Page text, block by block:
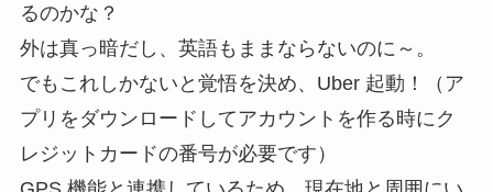
るのかな？
外は真っ暗だし、英語もままならないのに～。
でもこれしかないと覚悟を決め、Uber 起動！（ア
プリをダウンロードしてアカウントを作る時にク
レジットカードの番号が必要です）